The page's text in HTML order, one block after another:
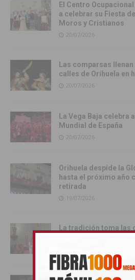
El Centro
a celebrar su Fiesta
Moros y Cristianos
20/07/2026
Las comparsas
calles de Orihuela en
20/07/2026
La Vega Baja celebra
Mundial de España
20/07/2026
Orihuela despide la
hasta el próximo año
retirada
19/07/2026
La tradición toma las
multitudinario